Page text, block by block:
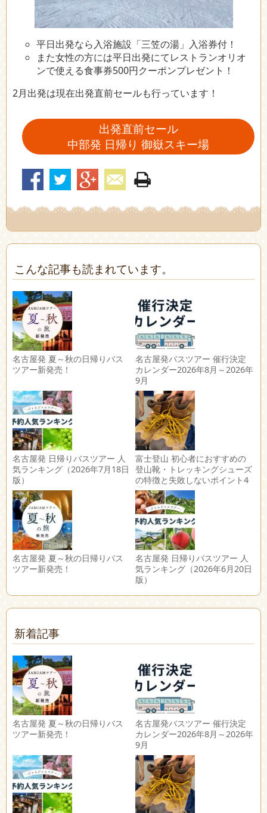
平日出発なら入浴施設「三笠の湯」入浴券付！
また女性の方には平日出発にてレストランオリオ
ンで使える食事券500円クーポンプレゼント！
2月出発は現在出発直前セールも行っています！
出発直前セール
中部発 日帰り 御嶽スキー場
こんな記事も読まれています。
名古屋発 夏～秋の日帰りバス
ツアー新発売！
名古屋発バスツアー 催行決定
カレンダー2026年8月～2026年
9月
名古屋発 日帰りバスツアー 人
気ランキング（2026年7月18日
版）
富士登山 初心者におすすめの
登山靴・トレッキングシューズ
の特徴と失敗しないポイント4
選
名古屋発 夏～秋の日帰りバス
ツアー新発売！
名古屋発 日帰りバスツアー 人
気ランキング（2026年6月20日
版）
新着記事
名古屋発 夏～秋の日帰りバス
ツアー新発売！
名古屋発バスツアー 催行決定
カレンダー2026年8月～2026年
9月